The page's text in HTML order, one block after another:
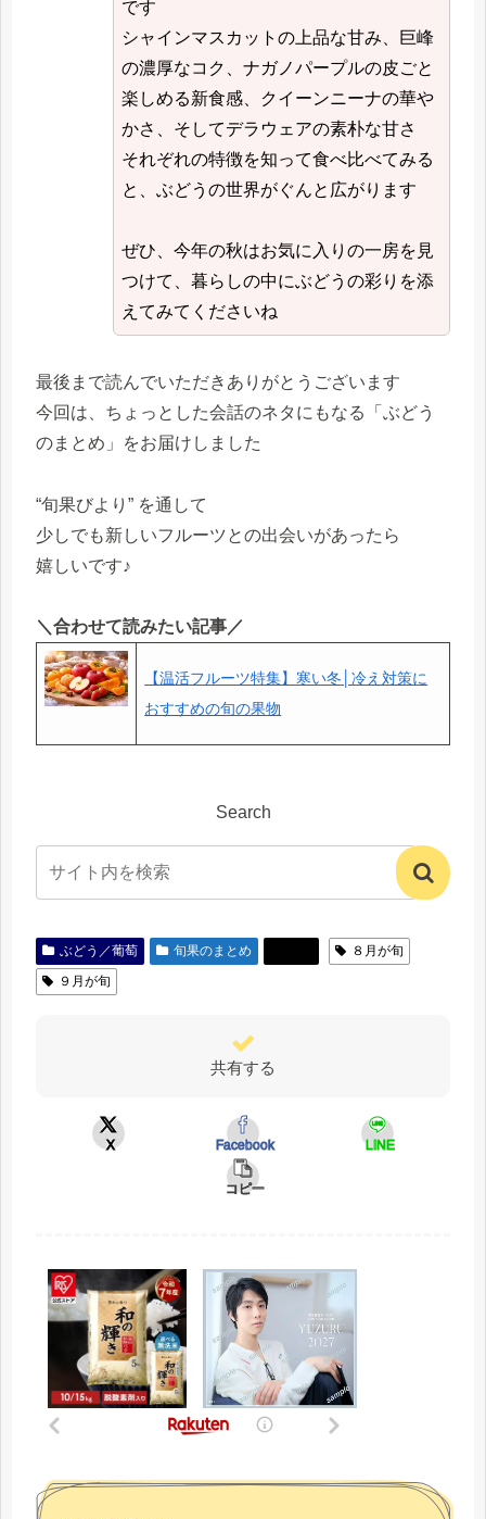
です
シャインマスカットの上品な甘み、巨峰
の濃厚なコク、ナガノパープルの皮ごと
楽しめる新食感、クイーンニーナの華や
かさ、そしてデラウェアの素朴な甘さ
それぞれの特徴を知って食べ比べてみる
と、ぶどうの世界がぐんと広がります
ぜひ、今年の秋はお気に入りの一房を見
つけて、暮らしの中にぶどうの彩りを添
えてみてくださいね
最後まで読んでいただきありがとうございます
今回は、ちょっとした会話のネタにもなる「ぶどう
のまとめ」をお届けしました
“旬果びより” を通して
少しでも新しいフルーツとの出会いがあったら
嬉しいです♪
＼合わせて読みたい記事／
【温活フルーツ特集】寒い冬│冷え対策に
おすすめの旬の果物
Search
ぶどう／葡萄 旬果のまとめ
８月が旬
９月が旬
共有する
X Facebook LINE
コピー